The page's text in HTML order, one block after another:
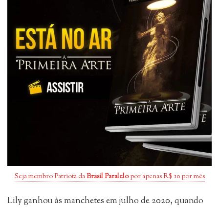
Seja membro Patriota daBrasil Paralelopor apenas R$ 10 por mês
Lily ganhou às manchetes em julho de 2020, quando